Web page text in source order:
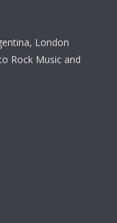
London
Rock Music and